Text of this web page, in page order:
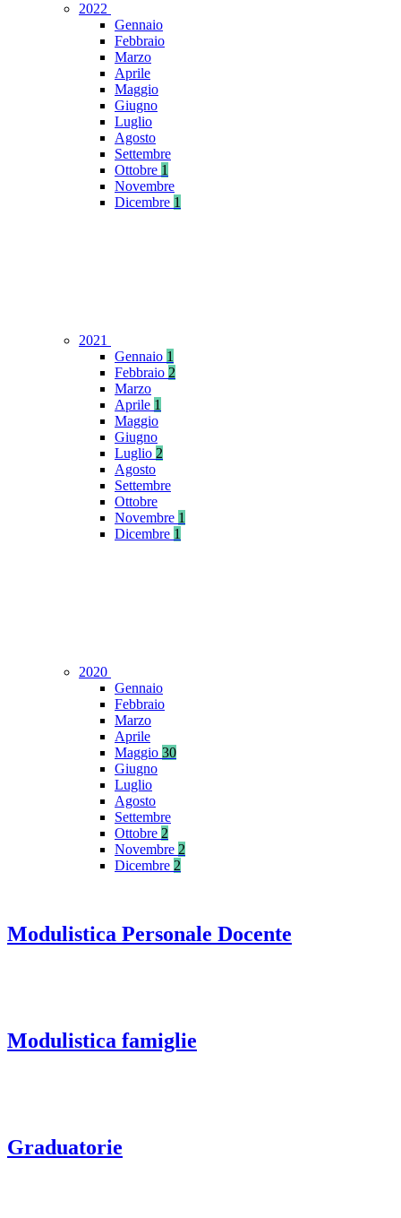
2022
Gennaio
Febbraio
Marzo
Aprile
Maggio
Giugno
Luglio
Agosto
Settembre
Ottobre 1
Novembre
Dicembre 1
2021
Gennaio 1
Febbraio 2
Marzo
Aprile 1
Maggio
Giugno
Luglio 2
Agosto
Settembre
Ottobre
Novembre 1
Dicembre 1
2020
Gennaio
Febbraio
Marzo
Aprile
Maggio 30
Giugno
Luglio
Agosto
Settembre
Ottobre 2
Novembre 2
Dicembre 2
Modulistica Personale Docente
Modulistica famiglie
Graduatorie